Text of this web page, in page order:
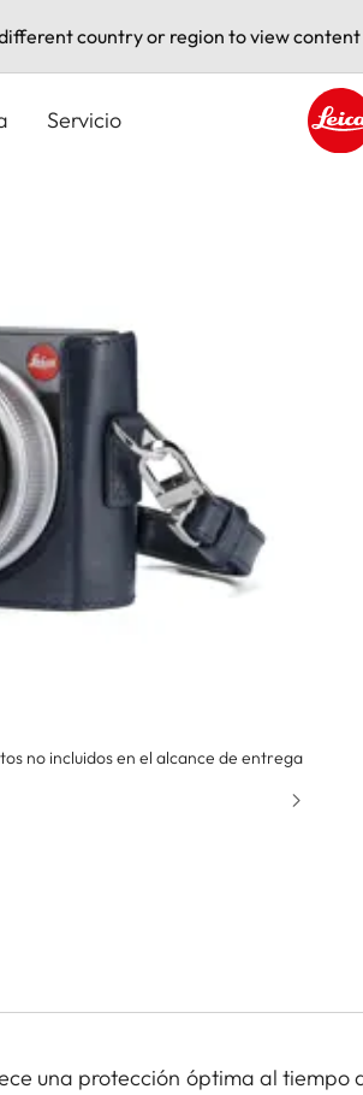
country or region to view
Servicio
no incluidos en el alcance de entrega
una protección óptima al tiempo